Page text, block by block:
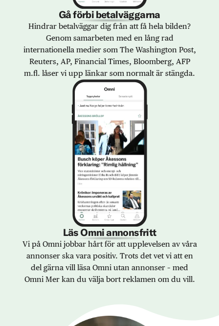
Gå förbi betalväggarna
Hindrar betalväggar dig från att få hela bilden?
Genom samarbeten med en lång rad
internationella medier som The Washington Post,
Reuters, AP, Financial Times, Bloomberg, AFP
m.fl. låser vi upp länkar som normalt är stängda.
Läs Omni annonsfritt
Vi på Omni jobbar hårt för att upplevelsen av våra
annonser ska vara positiv. Trots det vet vi att en
del gärna vill läsa Omni utan annonser – med
Omni Mer kan du välja bort reklamen om du vill.